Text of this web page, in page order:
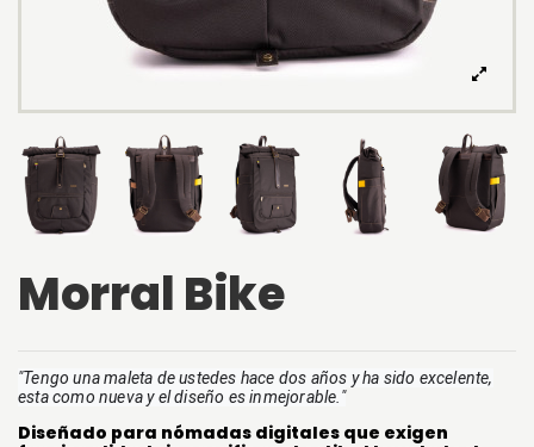
Morral Bike
"Tengo una maleta de ustedes hace dos años y ha sido excelente,
esta como nueva y el diseño es inmejorable."
Diseñado para nómadas digitales que exigen